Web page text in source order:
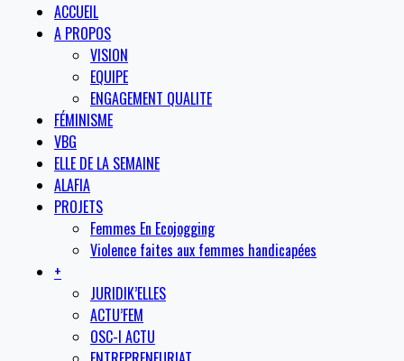
ACCUEIL
A PROPOS
VISION
EQUIPE
ENGAGEMENT QUALITE
FÉMINISME
VBG
ELLE DE LA SEMAINE
ALAFIA
PROJETS
Femmes En Ecojogging
Violence faites aux femmes handicapées
+
JURIDIK’ELLES
ACTU’FEM
OSC-I ACTU